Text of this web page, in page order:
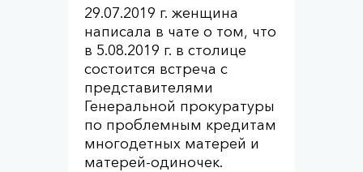
29.07.2019 г. женщина
написала в чате о том, что
в 5.08.2019 г. в столице
состоится встреча с
представителями
Генеральной прокуратуры
по проблемным кредитам
многодетных матерей и
матерей-одиночек.